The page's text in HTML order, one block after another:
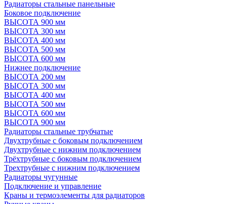
Радиаторы стальные панельные
Боковое подключение
ВЫСОТА 900 мм
ВЫСОТА 300 мм
ВЫСОТА 400 мм
ВЫСОТА 500 мм
ВЫСОТА 600 мм
Нижнее подключение
ВЫСОТА 200 мм
ВЫСОТА 300 мм
ВЫСОТА 400 мм
ВЫСОТА 500 мм
ВЫСОТА 600 мм
ВЫСОТА 900 мм
Радиаторы стальные трубчатые
Двухтрубные с боковым подключением
Двухтрубные с нижним подключением
Трёхтрубные с боковым подключением
Трехтрубные с нижним подключением
Радиаторы чугунные
Подключение и управление
Краны и термоэлементы для радиаторов